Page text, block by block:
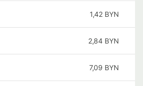
1,42 BYN
2,84 BYN
7,09 BYN